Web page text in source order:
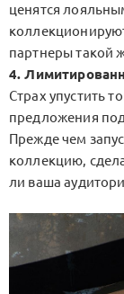
ценятся
партнеры такой
4.
Страх упустить
предложения
Прежде чем
коллекцию,
ли ваша